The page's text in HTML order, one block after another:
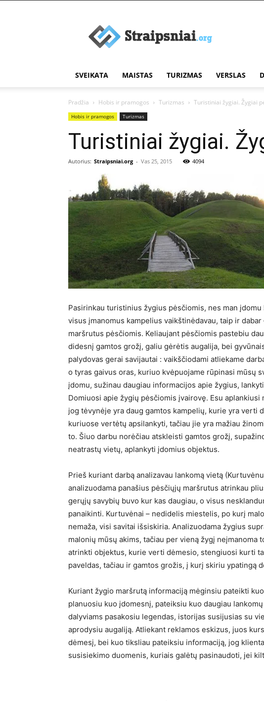
straipsniai
SVEIKATA MAISTAS TURIZMAS VERSLAS
Pradžia Hobis ir pramogos Turizmas Turistiniai žygiai. Žygiai
Hobis ir pramogos Turizmas
Turistiniai žygiai.
Autorius: Straipsniai.org - Vas 25, 2015 4094
Pasirinkau turistinius žygius pėsčiomis, nes man
visus įmanomus kampelius vaikštinėdavau, taip ir
maršrutus pėsčiomis. Keliaujant pėsčiomis pastebiu
didesnį gamtos grožį, galiu gėrėtis augalija, bei
palydovas gerai savijautai : vaikščiodami atliekame
o tyras gaivus oras, kuriuo kvėpuojame rūpinasi mūsų
įdomu, sužinau daugiau informacijos apie žygius,
Domiuosi apie žygių pėsčiomis įvairovę. Esu
jog tėvynėje yra daug gamtos kampelių, kurie yra verti
kuriuose vertėtų apsilankyti, tačiau jie yra mažiau
to. Šiuo darbu norėčiau atskleisti gamtos grožį,
neatrastų vietų, aplankyti įdomius objektus.
Prieš kuriant darbą analizavau lankomą vietą
analizuodama panašius pėsčiųjų maršrutus atrinkau
gerųjų savybių buvo kur kas daugiau, o visus
panaikinti. Kurtuvėnai – nedidelis miestelis, po kurį
nemaža, visi savitai išsiskiria. Analizuodama žygius
malonių mūsų akims, tačiau per vieną žygį neįmanoma
atrinkti objektus, kurie verti dėmesio, stengiuosi kurti
paveldas, tačiau ir gamtos grožis, į kurį skiriu ypatingą
Kuriant žygio maršrutą informaciją mėginsiu pateikti
planuosiu kuo įdomesnį, pateiksiu kuo daugiau
dalyviams pasakosiu legendas, istorijas susijusias su
aprodysiu augaliją. Atliekant reklamos eskizus, juos
dėmesį, bei kuo tiksliau pateiksiu informaciją, jog
susisiekimo duomenis, kuriais galėtų pasinaudoti, jei